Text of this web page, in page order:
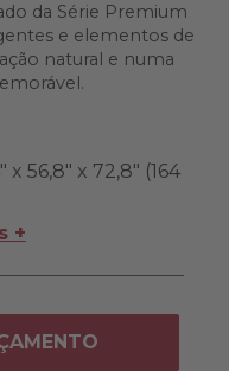
da Série Premium
e elementos de
natural e numa
x 56,8" x 72,8" (164
+